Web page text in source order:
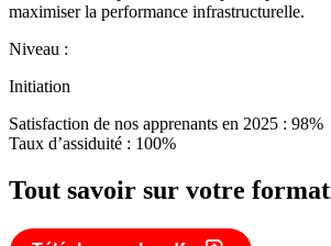
maximiser la performance infrastructurelle.
Niveau :
Initiation
Satisfaction de nos apprenants en 2025 : 98%
Taux d’assiduité : 100%
Tout savoir sur votre